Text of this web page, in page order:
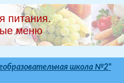
питания.
меню
школа №2"